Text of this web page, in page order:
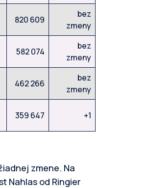
820 609
bez
zmeny
582 074
bez
zmeny
462 266
bez
zmeny
359 647 +1
zmene. Na
Nahlas od Ringier